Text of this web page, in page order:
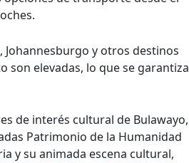
y otros destinos
son elevadas, lo que se garantiza
de interés cultural de Bulawayo,
Patrimonio de la Humanidad
y su animada escena cultural,